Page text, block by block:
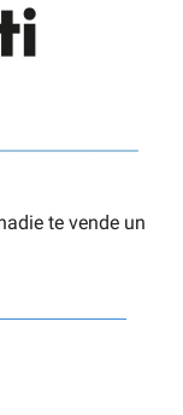
te vende un